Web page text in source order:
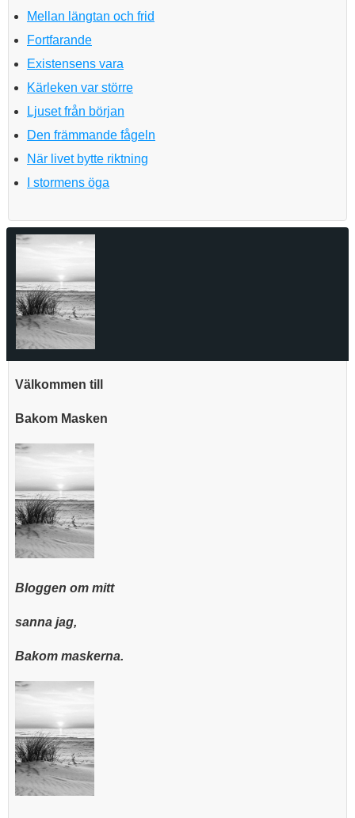
Mellan längtan och frid
Fortfarande
Existensens vara
Kärleken var större
Ljuset från början
Den främmande fågeln
När livet bytte riktning
I stormens öga
Välkommen till
Bakom Masken
Bloggen om mitt
sanna jag,
Bakom maskerna.